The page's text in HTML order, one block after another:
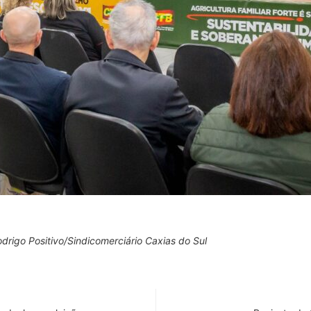
Positivo/Sindicomerciário Caxias do Sul